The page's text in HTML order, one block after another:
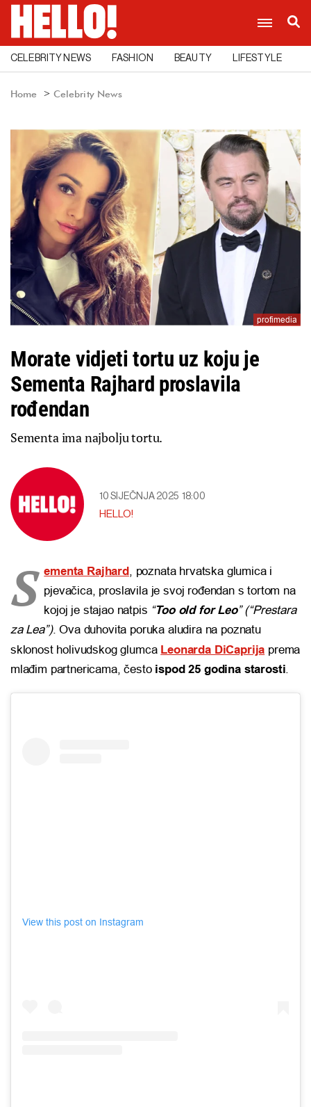
CELEBRITY NEWS FASHION BEAUTY LIFESTYLE
Home Celebrity News
profimedia
Morate vidjeti tortu uz koju je
Sementa Rajhard proslavila
rođendan
Sementa ima najbolju tortu.
10 SIJEČNJA 2025 18:00
HELLO!
S ementa Rajhard, poznata hrvatska glumica i
pjevačica, proslavila je svoj rođendan s tortom na
kojoj je stajao natpis “Too old for Leo” (“Prestara
za Lea”). Ova duhovita poruka aludira na poznatu
sklonost holivudskog glumca Leonarda DiCaprija prema
mlađim partnericama, često ispod 25 godina starosti.
View this post on Instagram